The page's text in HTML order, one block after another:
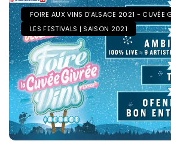
FOIRE AUX VINS D'ALSACE 2021 - CUVÉE
LES FESTIVALS | SAISON 2021